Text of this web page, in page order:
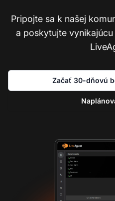
Pripojte sa k našej
a poskytujte
Začať 30-dňovú